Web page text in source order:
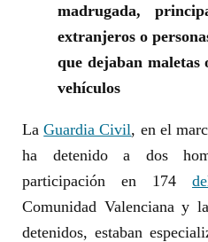
madrugada,
extranjeros o
que dejaban maletas
vehículos
LaGuardia Civil, en el
ha detenido a dos
participación en 174
Comunidad Valenciana y
detenidos, estaban